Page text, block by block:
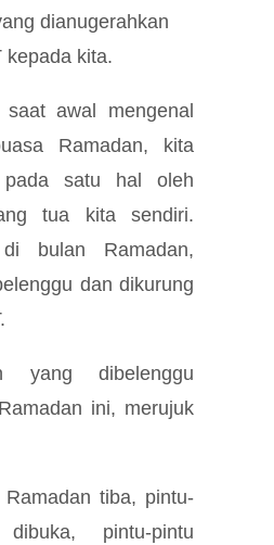
dianugerahkan
kepada kita.
awal mengenal
Ramadan, kita
pada satu hal oleh
tua kita sendiri.
di bulan Ramadan,
dan dikurung
yang dibelenggu
ini, merujuk
Ramadan tiba, pintu-
pintu-pintu